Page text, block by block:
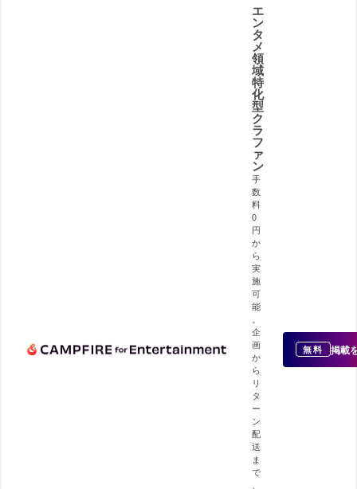
エ
ン
タ
メ
領
域
特
化
型
ク
ラ
フ
ァ
ン
手
数
料
0
円
か
ら
実
施
可
能
企
画
か
ら
リ
タ
ー
ン
配
送
ま
で
無料 掲載